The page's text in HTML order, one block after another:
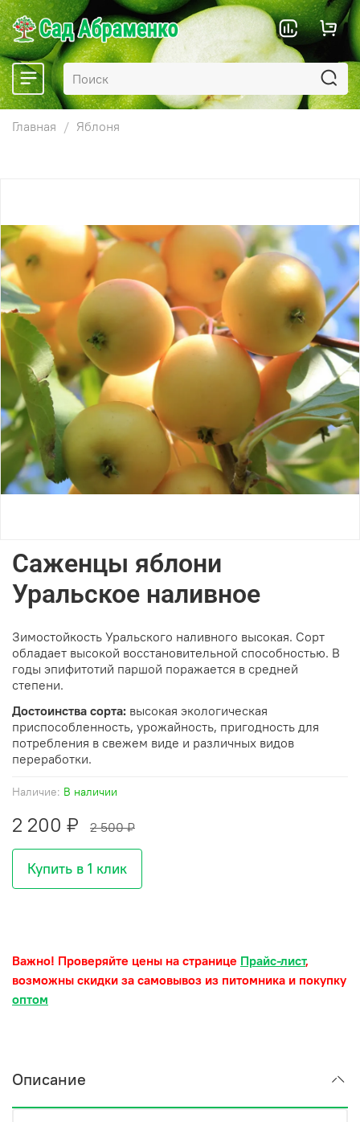
Главная Яблоня
Наличие: В наличии
Саженцы яблони
Уральское наливное
2 200 ₽ 2 500 ₽
Купить в 1 клик
Зимостойкость Уральского наливного высокая. Сорт
обладает высокой восстановительной способностью. В
годы эпифитотий паршой поражается в средней
степени.
Достоинства сорта: высокая экологическая
приспособленность, урожайность, пригодность для
потребления в свежем виде и различных видов
переработки.
Важно! Проверяйте цены на странице Прайс-лист,
возможны скидки за самовывоз из питомника и покупку
оптом
Описание